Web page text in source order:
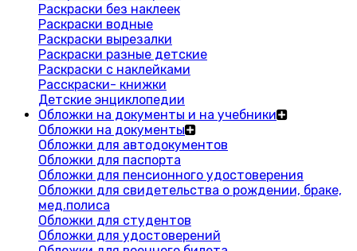
Раскраски без наклеек
Раскраски водные
Раскраски вырезалки
Раскраски разные детские
Раскраски с наклейками
Расскраски- книжки
Детские энциклопедии
Обложки на документы и на учебники
Обложки на документы
Обложки для автодокументов
Обложки для паспорта
Обложки для пенсионного удостоверения
Обложки для свидетельства о рождении, браке,
мед.полиса
Обложки для студентов
Обложки для удостоверений